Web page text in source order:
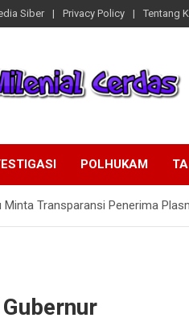
Siber Privacy Policy Tentang
POLHUKAM
Minta Transparansi Penerima